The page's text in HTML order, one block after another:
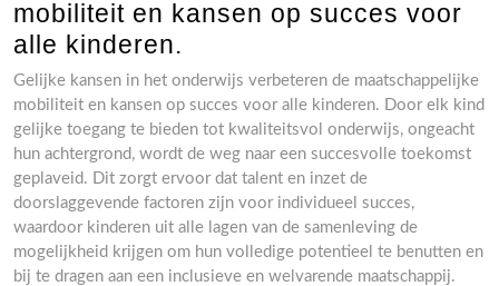
mobiliteit en kansen op succes voor
alle kinderen.
Gelijke kansen in het onderwijs verbeteren de maatschappelijke
mobiliteit en kansen op succes voor alle kinderen. Door elk kind
gelijke toegang te bieden tot kwaliteitsvol onderwijs, ongeacht
hun achtergrond, wordt de weg naar een succesvolle toekomst
geplaveid. Dit zorgt ervoor dat talent en inzet de
doorslaggevende factoren zijn voor individueel succes,
waardoor kinderen uit alle lagen van de samenleving de
mogelijkheid krijgen om hun volledige potentieel te benutten en
bij te dragen aan een inclusieve en welvarende maatschappij.